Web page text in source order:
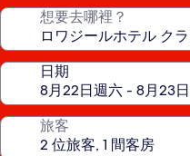
想要去哪裡？
日期
旅客